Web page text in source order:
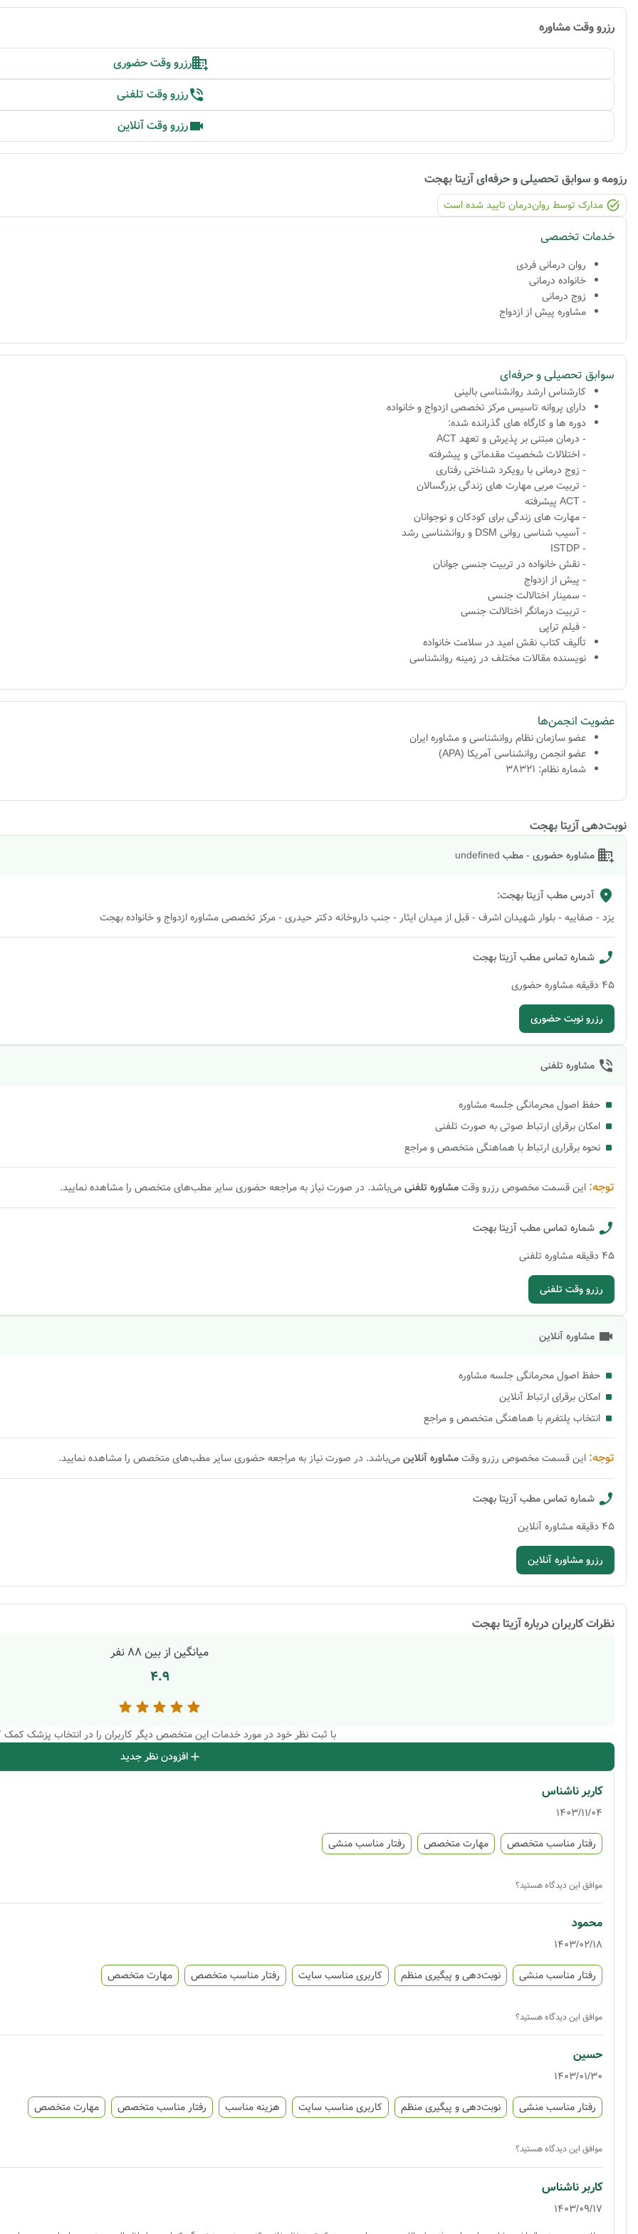
رزرو وقت مشاوره
رزرو وقت حضوری
رزرو وقت تلفنی
رزرو وقت آنلاین
رزومه و سوابق تحصیلی و حرفه‌ایآزیتا بهجت
مدارک توسط روان‌درمان تایید شده ‌است
خدمات تخصصی
روان درمانی فردی
خانواده درمانی
زوج درمانی
مشاوره پیش از ازدواج
سوابق تحصیلی و حرفه‌ای
کارشناس ارشد روانشناسی بالینی
دارای پروانه تاسیس مرکز تخصصی ازدواج و خانواده
دوره ها و کارگاه های گذرانده شده:
- درمان مبتنی بر پذیرش و تعهد ACT
- اختلالات شخصیت مقدماتی و پیشرفته
- زوج درمانی با رویکرد شناختی رفتاری
- تربیت مربی مهارت های زندگی بزرگسالان
- ACT پیشرفته
- مهارت های زندگی برای کودکان و نوجوانان
- آسیب شناسی روانی DSM و روانشناسی رشد
- ISTDP
- نقش خانواده در تربیت جنسی جوانان
- پیش از ازدواج
- سمینار اختالالت جنسی
- تربیت درمانگر اختالالت جنسی
- فیلم تراپی
تألیف کتاب نقش امید در سلامت خانواده
نویسنده مقالات مختلف در زمینه روانشناسی
عضویت انجمن‌ها
عضو سازمان نظام روانشناسی و مشاوره ایران
عضو انجمن روانشناسی آمریکا (APA)
شماره نظام: 38321
نوبت‌دهی آزیتا بهجت
مشاوره حضوری - مطب undefined
آدرس مطبآزیتا بهجت:
یزد - صفاییه - بلوار شهیدان اشرف - قبل از میدان ایثار - جنب داروخانه دکتر حیدری - مرکز تخصصی مشاوره ازدواج و خانواده بهجت
شماره تماس مطبآزیتا بهجت
45 دقیقهمشاوره حضوری
رزرو نوبت حضوری
مشاوره تلفنی
حفظ اصول محرمانگی جلسه مشاوره
امکان برقرای ارتباط صوتی به صورت تلفنی
نحوه برقراری ارتباط با هماهنگی متخصص و مراجع
توجه: این قسمت مخصوص رزرو وقتمشاوره تلفنیمی‌باشد. در صورت نیاز به مراجعه حضوری سایر مطب‌های متخصص را مشاهده نمایید.
شماره تماس مطبآزیتا بهجت
45 دقیقهمشاوره تلفنی
رزرو وقت تلفنی
مشاوره آنلاین
حفظ اصول محرمانگی جلسه مشاوره
امکان برقرای ارتباط آنلاین
انتخاب پلتفرم با هماهنگی متخصص و مراجع
توجه: این قسمت مخصوص رزرو وقتمشاورهآنلاینمی‌باشد. در صورت نیاز به مراجعه حضوری سایر مطب‌های متخصص را مشاهده نمایید.
شماره تماس مطبآزیتا بهجت
45 دقیقهمشاوره آنلاین
رزرو مشاوره آنلاین
نظرات کاربران دربارهآزیتا بهجت
میانگین از بین88 نفر
4.9
با ثبت نظر خود در مورد خدمات این متخصص دیگر کاربران را در انتخاب پزشک کمک
افزودن نظر جدید
کاربر ناشناس
1403/11/04
رفتار مناسب متخصص
مهارت متخصص رفتار مناسب منشی
موافق این دیدگاه هستید؟
محمود
1403/02/18
رفتار مناسب منشی
نوبت‌دهی و پیگیری منظم کاربری مناسب سایت رفتار مناسب متخصص مهارت متخصص
موافق این دیدگاه هستید؟
حسین
1403/01/30
رفتار مناسب منشی
نوبت‌دهی و پیگیری منظم کاربری مناسب سایت هزینه مناسب رفتار مناسب متخصص مهارت متخصص
موافق این دیدگاه هستید؟
کاربر ناشناس
1403/09/17